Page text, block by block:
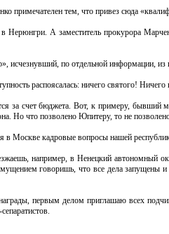
примечателен тем, что привез сюда
Нерюнгри. А заместитель прокурора
по отдельной информации, из
распоясалась: ничего святого! Ничего
за счет бюджета. Вот, к примеру, бывший
Но что позволено Юпитеру, то не
Москве кадровые вопросы нашей
например, в Ненецкий автономный
говоришь, что все дела запущены
первым делом приглашаю всех